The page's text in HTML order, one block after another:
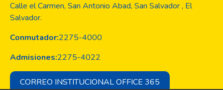
Calle el Carmen, San Antonio Abad, San Salvador , El
Salvador.
Conmutador:2275-4000
Admisiones:2275-4022
CORREO INSTITUCIONAL OFFICE 365